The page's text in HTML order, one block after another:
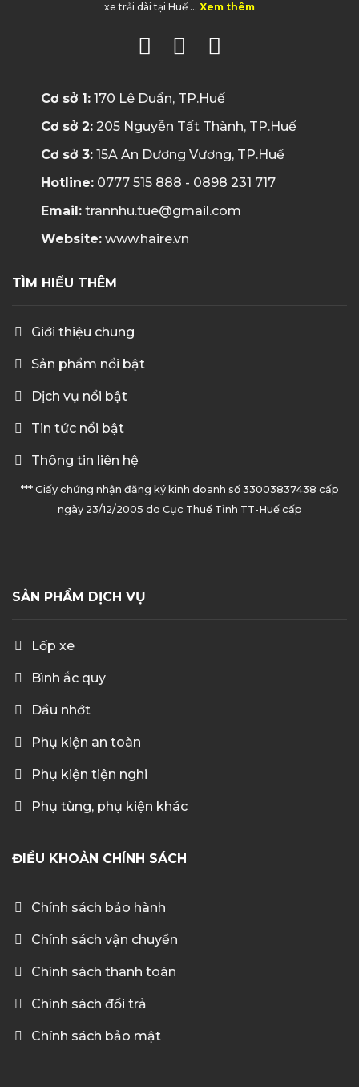
xe trải dài tại Huế ... Xem thêm
Cơ sở 1: 170 Lê Duẩn, TP.Huế
Cơ sở 2: 205 Nguyễn Tất Thành, TP.Huế
Cơ sở 3: 15A An Dương Vương, TP.Huế
Hotline: 0777 515 888 - 0898 231 717
Email: trannhu.tue@gmail.com
Website: www.haire.vn
TÌM HIỂU THÊM
Giới thiệu chung
Sản phẩm nổi bật
Dịch vụ nổi bật
Tin tức nổi bật
Thông tin liên hệ
*** Giấy chứng nhận đăng ký kinh doanh số 33003837438 cấp
ngày 23/12/2005 do Cục Thuế Tỉnh TT-Huế cấp
SẢN PHẨM DỊCH VỤ
Lốp xe
Bình ắc quy
Dầu nhớt
Phụ kiện an toàn
Phụ kiện tiện nghi
Phụ tùng, phụ kiện khác
ĐIỀU KHOẢN CHÍNH SÁCH
Chính sách bảo hành
Chính sách vận chuyển
Chính sách thanh toán
Chính sách đổi trả
Chính sách bảo mật